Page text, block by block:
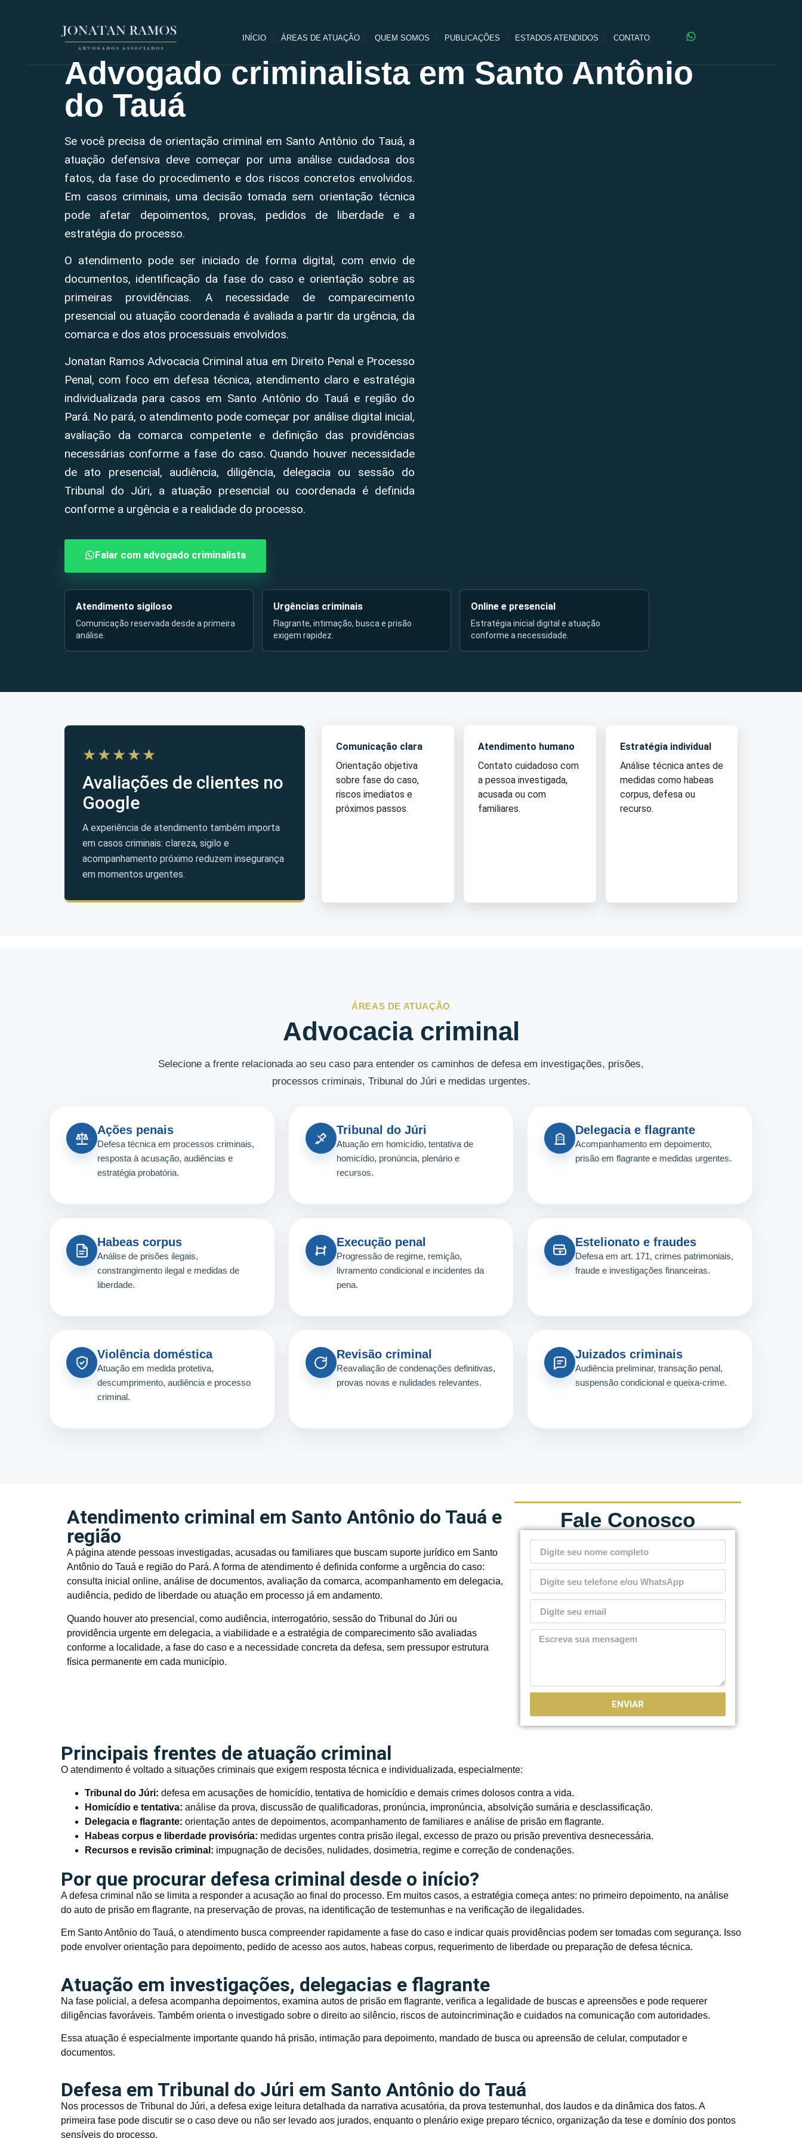
INÍCIO ÁREAS DE ATUAÇÃO QUEM SOMOS PUBLICAÇÕES ESTADOS ATENDIDOS CONTATO
Advogado criminalista em Santo Antônio
do Tauá
Se você precisa de orientação criminal em Santo Antônio do Tauá, a
atuação defensiva deve começar por uma análise cuidadosa dos
fatos, da fase do procedimento e dos riscos concretos envolvidos.
Em casos criminais, uma decisão tomada sem orientação técnica
pode afetar depoimentos, provas, pedidos de liberdade e a
estratégia do processo.
O atendimento pode ser iniciado de forma digital, com envio de
documentos, identificação da fase do caso e orientação sobre as
primeiras providências. A necessidade de comparecimento
presencial ou atuação coordenada é avaliada a partir da urgência, da
comarca e dos atos processuais envolvidos.
Jonatan Ramos Advocacia Criminal atua em Direito Penal e Processo
Penal, com foco em defesa técnica, atendimento claro e estratégia
individualizada para casos em Santo Antônio do Tauá e região do
Pará. No pará, o atendimento pode começar por análise digital inicial,
avaliação da comarca competente e definição das providências
necessárias conforme a fase do caso. Quando houver necessidade
de ato presencial, audiência, diligência, delegacia ou sessão do
Tribunal do Júri, a atuação presencial ou coordenada é definida
conforme a urgência e a realidade do processo.
Falar com advogado criminalista
Atendimento sigiloso
Comunicação reservada desde a primeira
análise.
Urgências criminais
Flagrante, intimação, busca e prisão
exigem rapidez.
Online e presencial
Estratégia inicial digital e atuação
conforme a necessidade.
★★★★★
Avaliações de clientes no
Google
A experiência de atendimento também importa
em casos criminais: clareza, sigilo e
acompanhamento próximo reduzem insegurança
em momentos urgentes.
Comunicação clara
Orientação objetiva
sobre fase do caso,
riscos imediatos e
próximos passos.
Atendimento humano
Contato cuidadoso com
a pessoa investigada,
acusada ou com
familiares.
Estratégia individual
Análise técnica antes de
medidas como habeas
corpus, defesa ou
recurso.
ÁREAS DE ATUAÇÃO
Advocacia criminal
Selecione a frente relacionada ao seu caso para entender os caminhos de defesa em investigações, prisões,
processos criminais, Tribunal do Júri e medidas urgentes.
Ações penais
Defesa técnica em processos criminais,
resposta à acusação, audiências e
estratégia probatória.
Tribunal do Júri
Atuação em homicídio, tentativa de
homicídio, pronúncia, plenário e
recursos.
Delegacia e flagrante
Acompanhamento em depoimento,
prisão em flagrante e medidas urgentes.
Habeas corpus
Análise de prisões ilegais,
constrangimento ilegal e medidas de
liberdade.
Execução penal
Progressão de regime, remição,
livramento condicional e incidentes da
pena.
Estelionato e fraudes
Defesa em art. 171, crimes patrimoniais,
fraude e investigações financeiras.
Violência doméstica
Atuação em medida protetiva,
descumprimento, audiência e processo
criminal.
Revisão criminal
Reavaliação de condenações definitivas,
provas novas e nulidades relevantes.
Juizados criminais
Audiência preliminar, transação penal,
suspensão condicional e queixa-crime.
Atendimento criminal em Santo Antônio do Tauá e
região
A página atende pessoas investigadas, acusadas ou familiares que buscam suporte jurídico em Santo
Antônio do Tauá e região do Pará. A forma de atendimento é definida conforme a urgência do caso:
consulta inicial online, análise de documentos, avaliação da comarca, acompanhamento em delegacia,
audiência, pedido de liberdade ou atuação em processo já em andamento.
Quando houver ato presencial, como audiência, interrogatório, sessão do Tribunal do Júri ou
providência urgente em delegacia, a viabilidade e a estratégia de comparecimento são avaliadas
conforme a localidade, a fase do caso e a necessidade concreta da defesa, sem pressupor estrutura
física permanente em cada município.
Fale Conosco
ENVIAR
Principais frentes de atuação criminal
O atendimento é voltado a situações criminais que exigem resposta técnica e individualizada, especialmente:
Tribunal do Júri: defesa em acusações de homicídio, tentativa de homicídio e demais crimes dolosos contra a vida.
Homicídio e tentativa: análise da prova, discussão de qualificadoras, pronúncia, impronúncia, absolvição sumária e desclassificação.
Delegacia e flagrante: orientação antes de depoimentos, acompanhamento de familiares e análise de prisão em flagrante.
Habeas corpus e liberdade provisória: medidas urgentes contra prisão ilegal, excesso de prazo ou prisão preventiva desnecessária.
Recursos e revisão criminal: impugnação de decisões, nulidades, dosimetria, regime e correção de condenações.
Por que procurar defesa criminal desde o início?
A defesa criminal não se limita a responder a acusação ao final do processo. Em muitos casos, a estratégia começa antes: no primeiro depoimento, na análise
do auto de prisão em flagrante, na preservação de provas, na identificação de testemunhas e na verificação de ilegalidades.
Em Santo Antônio do Tauá, o atendimento busca compreender rapidamente a fase do caso e indicar quais providências podem ser tomadas com segurança. Isso
pode envolver orientação para depoimento, pedido de acesso aos autos, habeas corpus, requerimento de liberdade ou preparação de defesa técnica.
Atuação em investigações, delegacias e flagrante
Na fase policial, a defesa acompanha depoimentos, examina autos de prisão em flagrante, verifica a legalidade de buscas e apreensões e pode requerer
diligências favoráveis. Também orienta o investigado sobre o direito ao silêncio, riscos de autoincriminação e cuidados na comunicação com autoridades.
Essa atuação é especialmente importante quando há prisão, intimação para depoimento, mandado de busca ou apreensão de celular, computador e
documentos.
Defesa em Tribunal do Júri em Santo Antônio do Tauá
Nos processos de Tribunal do Júri, a defesa exige leitura detalhada da narrativa acusatória, da prova testemunhal, dos laudos e da dinâmica dos fatos. A
primeira fase pode discutir se o caso deve ou não ser levado aos jurados, enquanto o plenário exige preparo técnico, organização da tese e domínio dos pontos
sensíveis do processo.